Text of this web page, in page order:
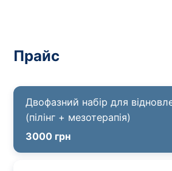
Прайс
Двофазний набір для
(пілінг + мезотерапія)
3000 грн
* Адміністрація клініки вживає
своєчасного оновлення
виконання досліджень за
сайті.